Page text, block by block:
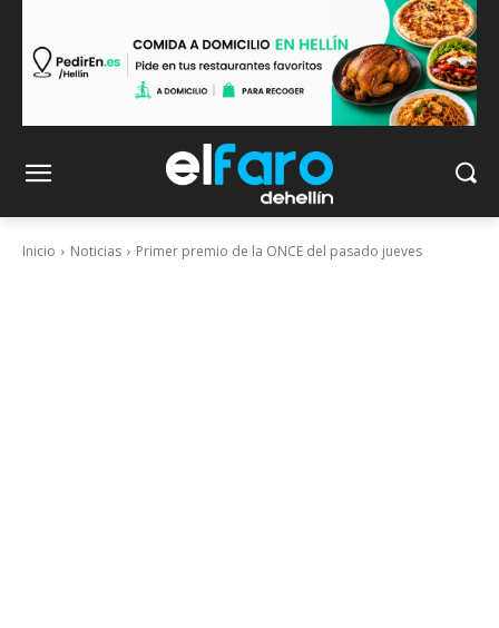
Inicio Noticias Primer premio de la ONCE del pasado jueves